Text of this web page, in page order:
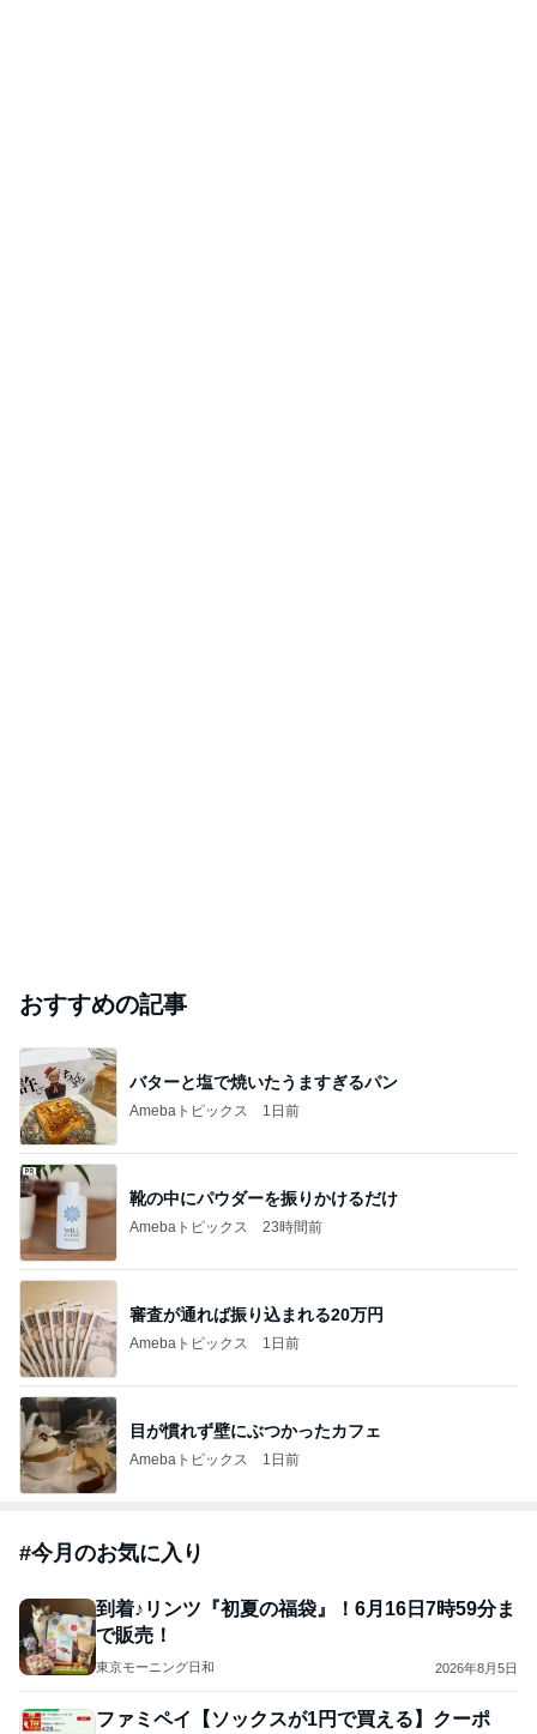
おすすめの記事
バターと塩で焼いたうますぎるパン
Amebaトピックス 1日前
靴の中にパウダーを振りかけるだけ
Amebaトピックス 23時間前
審査が通れば振り込まれる20万円
Amebaトピックス 1日前
目が慣れず壁にぶつかったカフェ
Amebaトピックス 1日前
#今月のお気に入り
到着♪リンツ『初夏の福袋』！6月16日7時59分ま
で販売！
東京モーニング日和 2026年8月5日
ファミペイ【ソックスが1円で買える】クーポ